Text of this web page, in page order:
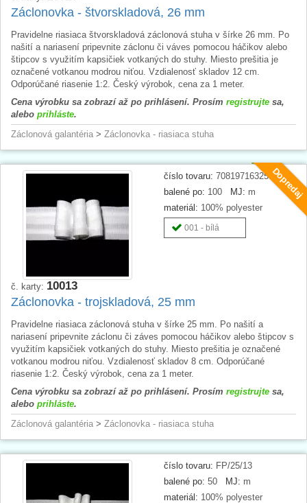
Záclonovka - štvorskladová, 26 mm
Pravidelne riasiaca štvorskladová záclonová stuha v šírke 26 mm. Po
našití a nariasení pripevnite záclonu či váves pomocou háčikov alebo
štipcov s využitím kapsičiek votkaných do stuhy. Miesto prešitia je
označené votkanou modrou niťou. Vzdialenosť skladov 12 cm.
Odporúčané riasenie 1:2. Český výrobok, cena za 1 meter.
Cena výrobku sa zobrazí až po prihlásení. Prosím registrujte sa,
alebo prihláste.
Záclonová galantéria > Záclonovka - riasiaca stuha
Dopredaj
číslo tovaru: 708197163250
balené po: 100 MJ: m
materiál: 100% polyester
001 - bílá
č. karty: 10013
Záclonovka - trojskladová, 25 mm
Pravidelne riasiaca záclonová stuha v šírke 25 mm. Po našití a
nariasení pripevnite záclonu či záves pomocou háčikov alebo štipcov s
využitím kapsičiek votkaných do stuhy. Miesto prešitia je označené
votkanou modrou niťou. Vzdialenosť skladov 8 cm. Odporúčané
riasenie 1:2. Český výrobok, cena za 1 meter.
Cena výrobku sa zobrazí až po prihlásení. Prosím registrujte sa,
alebo prihláste.
Záclonová galantéria > Záclonovka - riasiaca stuha
číslo tovaru: FP/25/13
balené po: 50 MJ: m
materiál: 100% polyester